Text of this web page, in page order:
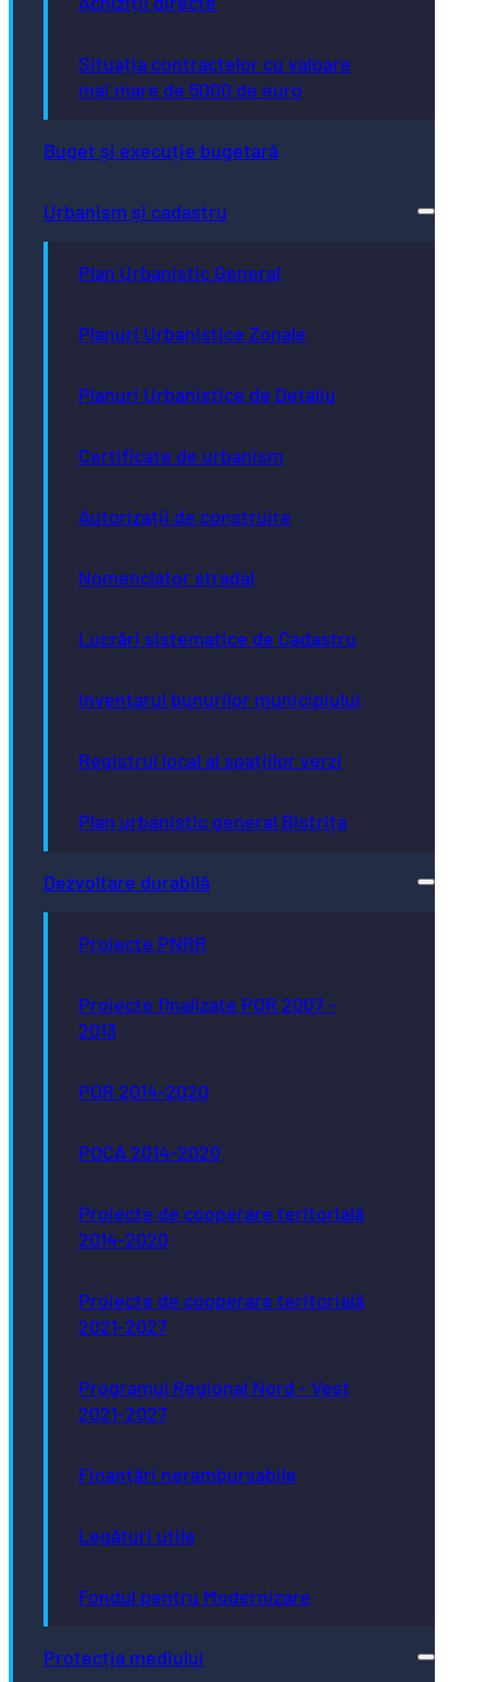
Situația contractelor cu valoare
mai mare de 5000 de euro
Buget și execuție bugetară
Urbanism și cadastru
Plan Urbanistic General
Planuri Urbanistice Zonale
Planuri Urbanistice de Detaliu
Certificate de urbanism
Autorizații de construire
Nomenclator stradal
Lucrări sistematice de Cadastru
Inventarul bunurilor municipiului
Registrul local al spațiilor verzi
Plan urbanistic general Bistrița
Dezvoltare durabilă
Proiecte PNRR
Proiecte finalizate POR 2007 -
2013
POR 2014-2020
POCA 2014-2020
Proiecte de cooperare teritorială
2014-2020
Proiecte de cooperare teritorială
2021-2027
Programul Regional Nord - Vest
2021-2027
Finanțări nerambursabile
Legături utile
Fondul pentru Modernizare
Protecția mediului